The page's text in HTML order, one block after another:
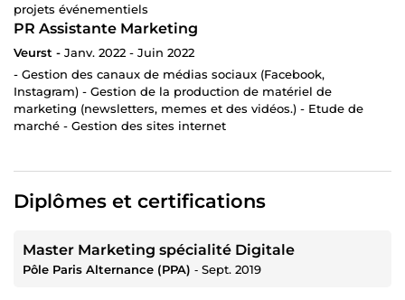
projets événementiels
PR Assistante Marketing
Veurst - Janv. 2022 - Juin 2022
- Gestion des canaux de médias sociaux (Facebook,
Instagram) - Gestion de la production de matériel de
marketing (newsletters, memes et des vidéos.) - Etude de
marché - Gestion des sites internet
Diplômes et certifications
Master Marketing spécialité Digitale
Pôle Paris Alternance (PPA) ‐ Sept. 2019